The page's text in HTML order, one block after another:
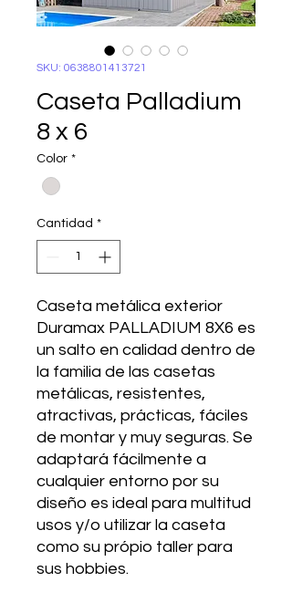
SKU: 0638801413721
Caseta Palladium
8 x 6
Color *
Cantidad *
Caseta metálica exterior
Duramax PALLADIUM 8X6 es
un salto en calidad dentro de
la familia de las casetas
metálicas, resistentes,
atractivas, prácticas, fáciles
de montar y muy seguras. Se
adaptará fácilmente a
cualquier entorno por su
diseño es ideal para multitud
usos y/o utilizar la caseta
como su própio taller para
sus hobbies.